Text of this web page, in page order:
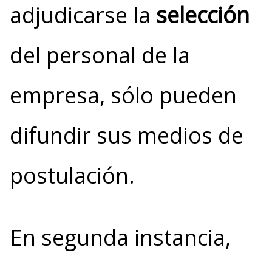
adjudicarse la selección
del personal de la
empresa, sólo pueden
difundir sus medios de
postulación.
En segunda instancia,